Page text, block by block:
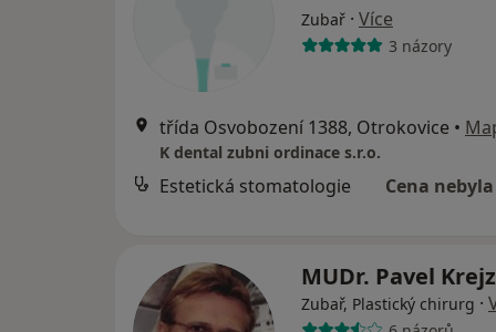
Zubař · Více
3 názory
třída Osvobození 1388, Otrokovice •
K dental zubni ordinace s.r.o.
Estetická stomatologie Cena
MUDr. Pavel
Zubař, Plastický chirurg ·